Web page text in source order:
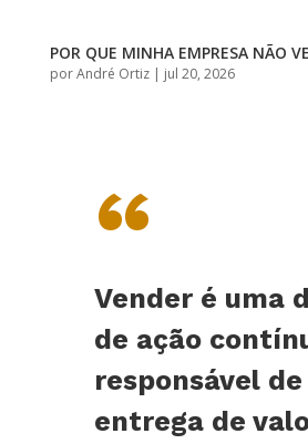
POR QUE MINHA EMPRESA NÃO
porAndré Ortiz| jul 20, 2026
“
Vender é uma
de ação
responsável de
entrega de